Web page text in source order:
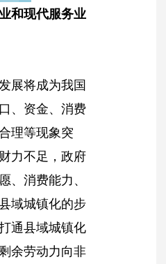
和现代服务业
展将成为我国
、资金、消费
理等现象突
力不足，政府
、消费能力、
域城镇化的步
通县域城镇化
余劳动力向非